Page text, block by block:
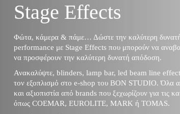
Stage Effects
Φώτα, κάμερα & πάμε… Δώστε την καλύτερη
performance με Stage Effects που μπορούν να
να προσφέρουν την καλύτερη δυνατή απόδοση.
Ανακαλύψτε, blinders, lamp bar, led beam line
τον εξοπλισμό στο e-shop του BON STUDIO. Όλα
και αξιοπιστία από brands που ξεχωρίζουν για τις
όπως COEMAR, EUROLITE, MARK ή TOMAS.